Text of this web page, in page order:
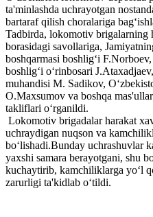
ta'minlashda uchrayotgan
bartaraf qilish choralariga
Tadbirda, lokomotiv brigalarning
borasidagi savollariga,
boshqarmasi boshligʻi
boshligʻi oʻrinbosari
muhandisi M. Sadikov,
O.Maxsumov va boshqa
takliflari oʻrganildi.
Lokomotiv brigadalar harakat
uchraydigan nuqson va
boʻlishadi.Bunday uchrashuvlar
yaxshi samara berayotgani, shu
kuchaytirib, kamchiliklarga yoʻl
zarurligi ta'kidlab oʻtildi.